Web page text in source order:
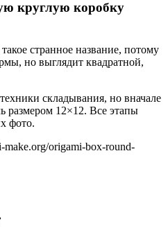
круглую коробку
странное название, потому
но выглядит квадратной,
складывания, но вначале
размером 12×12. Все этапы
фото.
origami-box-round-